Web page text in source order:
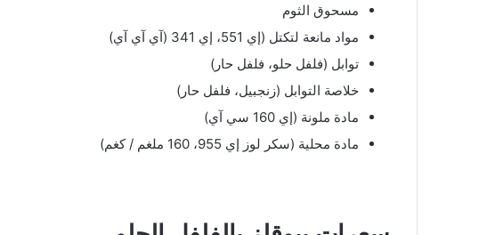
مسحوق الثوم
مواد مانعة لتكتل (إي 551، إي 341 (آي آي آي)
توابل (فلفل حلو، فلفل حار)
خلاصة التوابل (زنجبيل، فلفل حار)
مادة ملونة (إي 160 سي آي)
مادة محلية (سكر لوز إي 955، 160 ملغم / كغم)